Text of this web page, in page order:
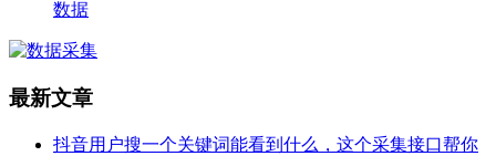
数据
最新文章
抖音用户搜一个关键词能看到什么，这个采集接口帮你